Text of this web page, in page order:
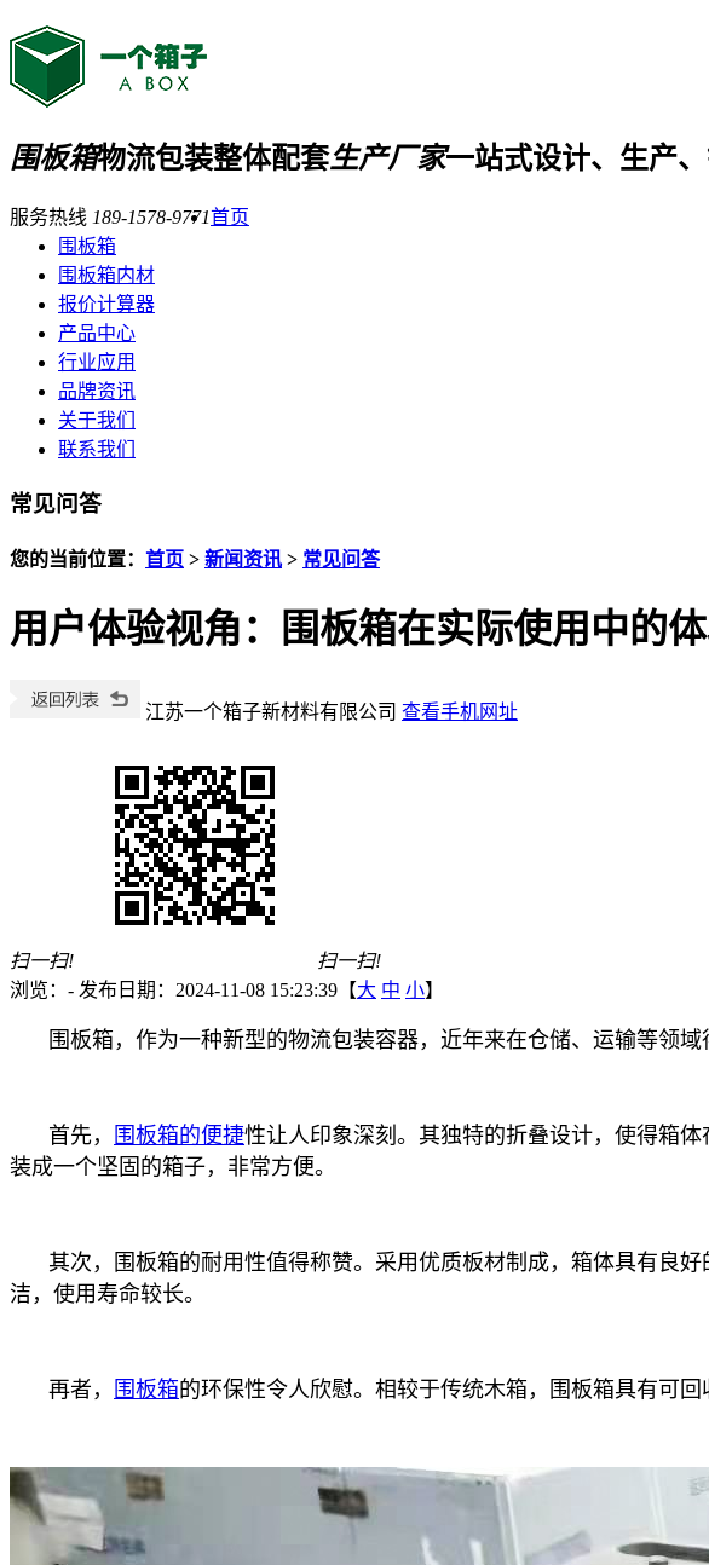
围板箱物流包装整体配套生产厂家一站式设计、生产
服务热线 189-1578-9771首页
围板箱
围板箱内材
报价计算器
产品中心
行业应用
品牌资讯
关于我们
联系我们
常见问答
您的当前位置： 首页 > 新闻资讯 > 常见问答
用户体验视角：围板箱在实际使用中的
江苏一个箱子新材料有限公司 查看手机网址
扫一扫!
扫一扫!
浏览： - 发布日期：2024-11-08 15:23:39【大 中 小】
围板箱，作为一种新型的物流包装容器，近年来在仓储、运输等领
首先， 围板箱的便捷性让人印象深刻。其独特的折叠设计，使得箱
装成一个坚固的箱子，非常方便。
其次，围板箱的耐用性值得称赞。采用优质板材制成，箱体具有良
洁，使用寿命较长。
再者， 围板箱的环保性令人欣慰。相较于传统木箱，围板箱具有可